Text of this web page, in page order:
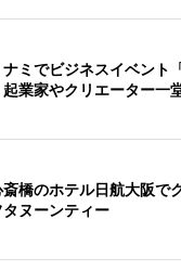
ナミでビジネスイベント
業家やクリエーター一
斎橋のホテル日航大阪で
タヌーンティー